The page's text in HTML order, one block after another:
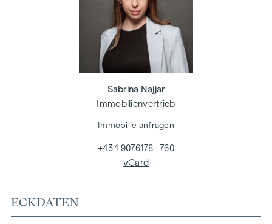
ECKDATEN
Sabrina Najjar
Immobilienvertrieb
Immobilie anfragen
+43 1 9076178–760
vCard